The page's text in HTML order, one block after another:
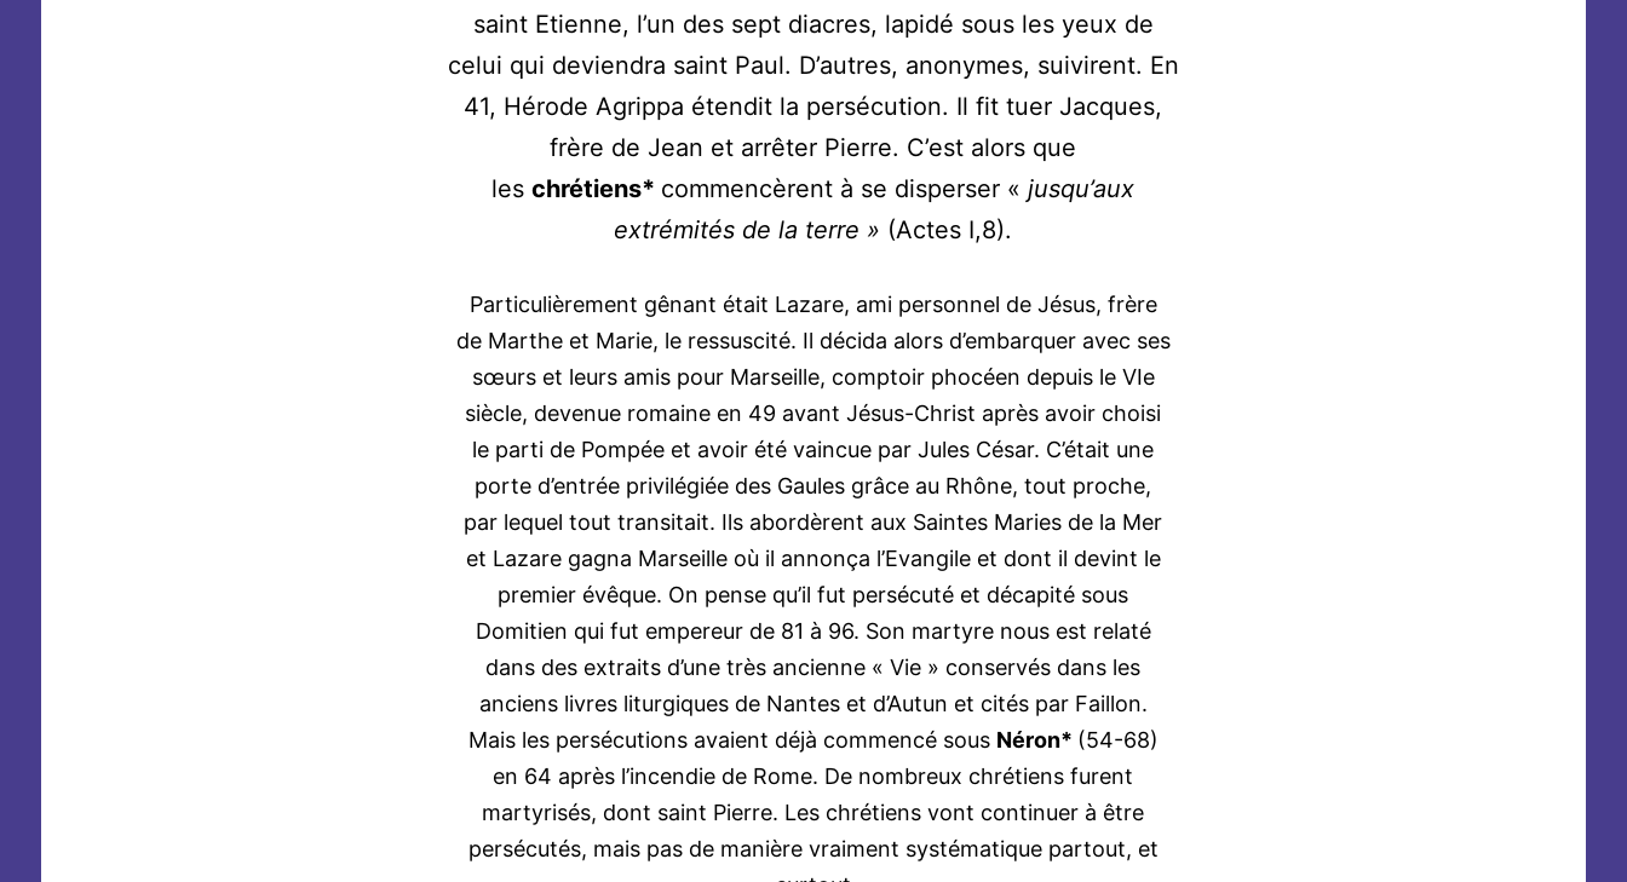
saint Etienne, l’un des sept diacres, lapidé sous les yeux de
celui qui deviendra saint Paul. D’autres, anonymes, suivirent. En
41, Hérode Agrippa étendit la persécution. Il fit tuer Jacques,
frère de Jean et arrêter Pierre. C’est alors que
leschrétiens* commencèrent à se disperser «jusqu’aux
extrémités de la terre » (Actes I,8).
Particulièrement gênant était Lazare, ami personnel de Jésus, frère
de Marthe et Marie, le ressuscité. Il décida alors d’embarquer avec ses
sœurs et leurs amis pour Marseille, comptoir phocéen depuis le VIe
siècle, devenue romaine en 49 avant Jésus-Christ après avoir choisi
le parti de Pompée et avoir été vaincue par Jules César. C’était une
porte d’entrée privilégiée des Gaules grâce au Rhône, tout proche,
par lequel tout transitait. Ils abordèrent aux Saintes Maries de la Mer
et Lazare gagna Marseille où il annonça l’Evangile et dont il devint le
premier évêque. On pense qu’il fut persécuté et décapité sous
Domitien qui fut empereur de 81 à 96. Son martyre nous est relaté
dans des extraits d’une très ancienne « Vie » conservés dans les
anciens livres liturgiques de Nantes et d’Autun et cités par Faillon.
Mais les persécutions avaient déjà commencé sous Néron* (54-68)
en 64 après l’incendie de Rome. De nombreux chrétiens furent
martyrisés, dont saint Pierre. Les chrétiens vont continuer à être
persécutés, mais pas de manière vraiment systématique partout, et